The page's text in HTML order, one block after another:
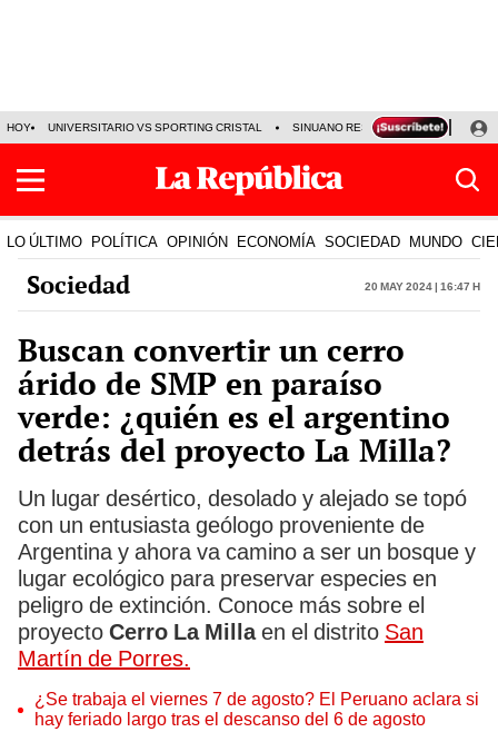
HOY UNIVERSITARIO VS SPORTING CRISTAL SINUANO RESULTADOS HOY
LO ÚLTIMO POLÍTICA OPINIÓN ECONOMÍA SOCIEDAD MUNDO
Sociedad 20 May 2024 | 16:47 h
Buscan convertir un cerro
árido de SMP en paraíso
verde: ¿quién es el argentino
detrás del proyecto La Milla?
Un lugar desértico, desolado y alejado se topó
con un entusiasta geólogo proveniente de
Argentina y ahora va camino a ser un bosque y
lugar ecológico para preservar especies en
peligro de extinción. Conoce más sobre el
proyecto Cerro La Millaen el distrito San
Martín de Porres.
¿Se trabaja el viernes 7 de agosto? El Peruano aclara si
hay feriado largo tras el descanso del 6 de agosto